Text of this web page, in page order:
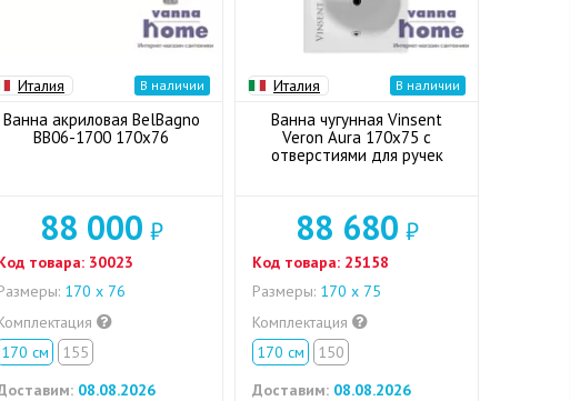
Италия В наличии
Ванна акриловая BelBagno
BB06-1700 170x76
88 000 ₽
товара: 30023
170 x 76
170 см
155
08.08.2026
Италия В наличии
Ванна чугунная Vinsent
Veron Aura 170x75 с
отверстиями для ручек
88 680 ₽
Код товара: 25158
Размеры: 170 х 75
Комплектация
170 см
150
Доставим: 08.08.2026